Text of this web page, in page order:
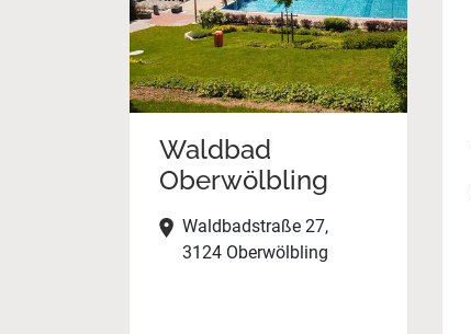
Waldbad
Oberwölbling
Waldbadstraße 27,
3124 Oberwölbling